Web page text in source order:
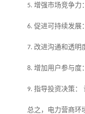
5. 增强市场竞争力：
6. 促进可持续发展：
7. 改进沟通和透明
8. 增加用户参与度：
9. 指导投资决策：
总之，电力营商环